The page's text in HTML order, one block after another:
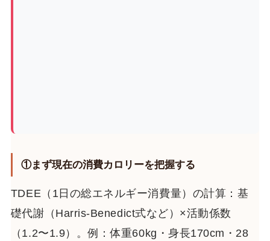
①まず現在の消費カロリーを把握する
TDEE（1日の総エネルギー消費量）の計算：基
礎代謝（Harris-Benedict式など）×活動係数
（1.2〜1.9）。例：体重60kg・身長170cm・28